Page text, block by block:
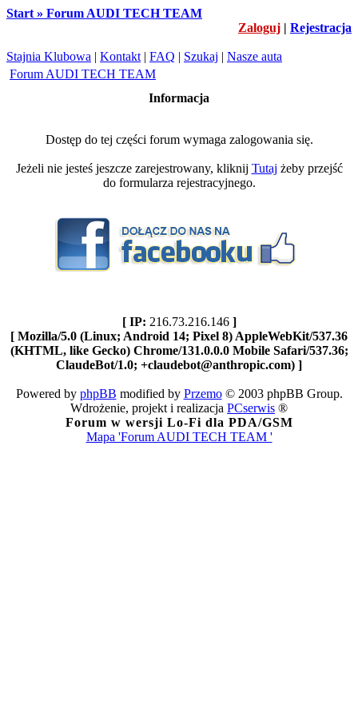
Start » Forum AUDI TECH TEAM
Zaloguj | Rejestracja
Stajnia Klubowa | Kontakt | FAQ | Szukaj | Nasze auta
Forum AUDI TECH TEAM
Informacja
Dostęp do tej części forum wymaga zalogowania się.
Jeżeli nie jesteś jeszcze zarejestrowany, kliknij Tutaj żeby przejść
do formularza rejestracyjnego.
[ IP: 216.73.216.146 ]
[ Mozilla/5.0 (Linux; Android 14; Pixel 8) AppleWebKit/537.36
(KHTML, like Gecko) Chrome/131.0.0.0 Mobile Safari/537.36;
ClaudeBot/1.0; +claudebot@anthropic.com) ]
Powered by phpBB modified by Przemo© 2003 phpBB Group.
Wdrożenie, projekt i realizacja PCserwis ®
Forum w wersji Lo-Fi dla PDA/GSM
Mapa 'Forum AUDI TECH TEAM '